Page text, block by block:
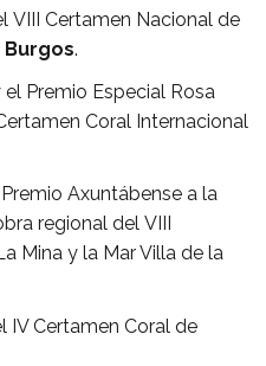
VIII Certamen Nacional de
Burgos.
Premio Especial Rosa
Coral Internacional
Axuntábense a la
regional del VIII
Mina y la Mar Villa de la
IV Certamen Coral de